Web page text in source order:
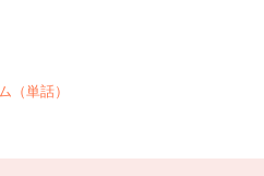
（単話）